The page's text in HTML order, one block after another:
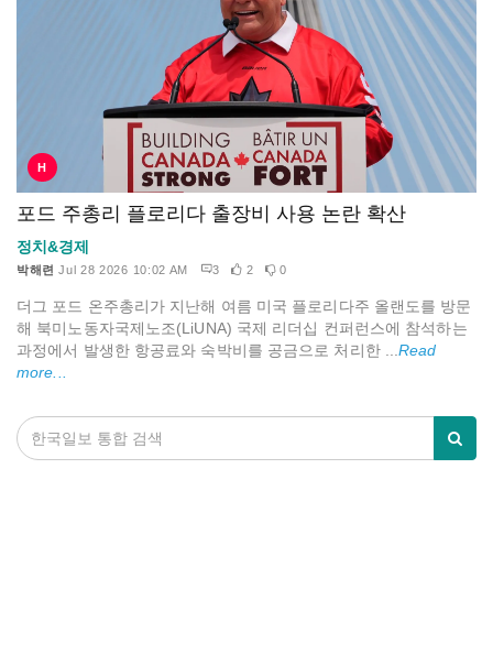
H
포드 주총리 플로리다 출장비 사용 논란 확산
정치&경제
박해련 Jul 28 2026 10:02 AM 3 2 0
더그 포드 온주총리가 지난해 여름 미국 플로리다주 올랜도를 방문
해 북미노동자국제노조(LiUNA) 국제 리더십 컨퍼런스에 참석하는
과정에서 발생한 항공료와 숙박비를 공금으로 처리한 ...Read
more...